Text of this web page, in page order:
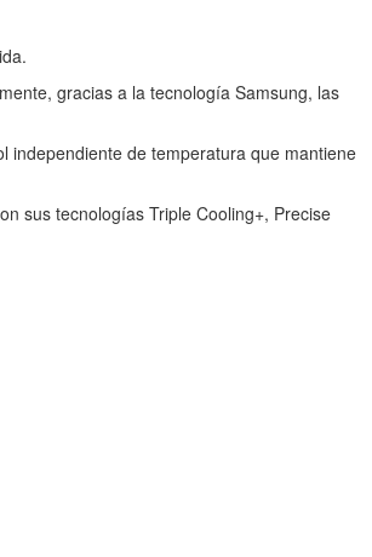
gracias a la tecnología Samsung, las
independiente de temperatura que mantiene
sus tecnologías Triple Cooling+, Precise